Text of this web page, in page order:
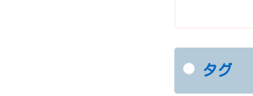
タグ